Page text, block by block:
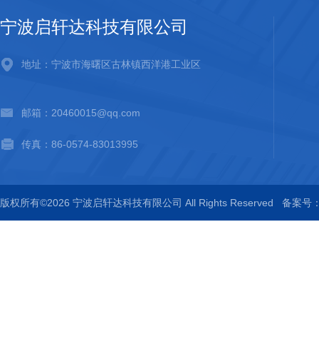
宁波启轩达科技有限公司
地址：宁波市海曙区古林镇西洋港工业区
邮箱：20460015@qq.com
传真：86-0574-83013995
版权所有©2026 宁波启轩达科技有限公司 All Rights Reserved 备案号